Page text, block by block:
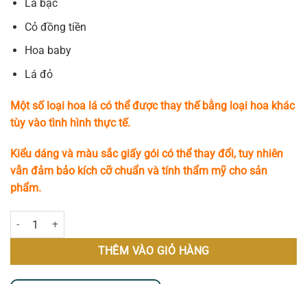
Lá bạc
Cỏ đồng tiền
Hoa baby
Lá đỏ
Một số loại hoa lá có thể được thay thế bằng loại hoa khác
tùy vào tình hình thực tế.
Kiểu dáng và màu sắc giấy gói có thể thay đổi, tuy nhiên
vẫn đảm bảo kích cỡ chuẩn và tính thẩm mỹ cho sản
phẩm.
Rose Paradise số lượng
THÊM VÀO GIỎ HÀNG